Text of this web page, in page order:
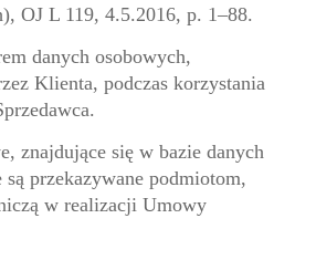
OJ L 119, 4.5.2016, p. 1–88.
danych osobowych,
Klienta, podczas korzystania
znajdujące się w bazie danych
są przekazywane podmiotom,
w realizacji Umowy